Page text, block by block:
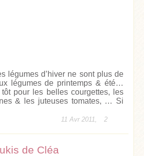
légumes d’hiver ne sont plus de
légumes de printemps & été…
pour les belles courgettes, les
& les juteuses tomates, … Si
11 Avr 2011, 2
de Cléa